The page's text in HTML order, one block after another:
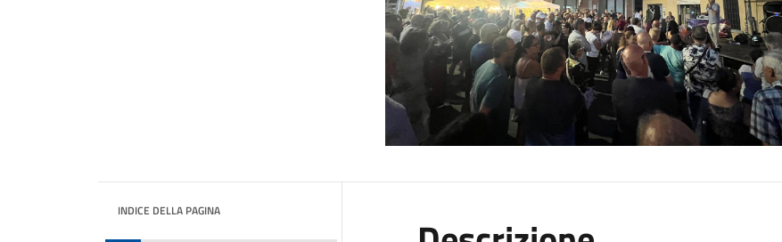
INDICE DELLA PAGINA